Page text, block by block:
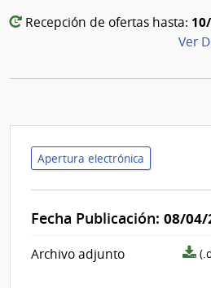
Recepción de ofertas hasta:
Ver
Apertura electrónica
Fecha Publicación: 08/04/
Archivo adjunto